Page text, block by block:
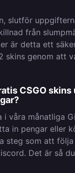
slutför
från
är detta ett
skins genom att
CSGO skins
i våra månatliga
in pengar eller
steg som att
Det är så